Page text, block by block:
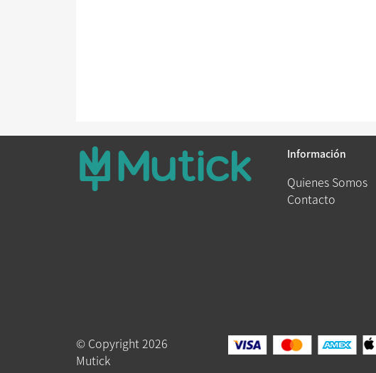
Información
Quienes Somos
Contacto
© Copyright 2026
Mutick
Queue-Fair